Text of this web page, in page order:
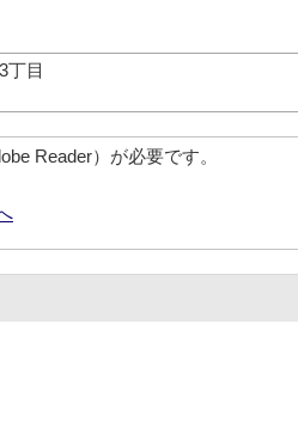
丁目
Reader）が必要です。